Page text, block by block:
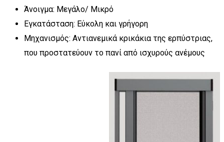
Άνοιγμα: Μεγάλο/ Μικρό
Εγκατάσταση: Εύκολη και γρήγορη
Μηχανισμός: Αντιανεμικά κρικάκια της ερπύστριας,
που προστατεύουν το πανί από ισχυρούς ανέμους